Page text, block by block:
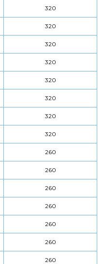
320
320
320
320
320
320
320
320
260
260
260
260
260
260
260